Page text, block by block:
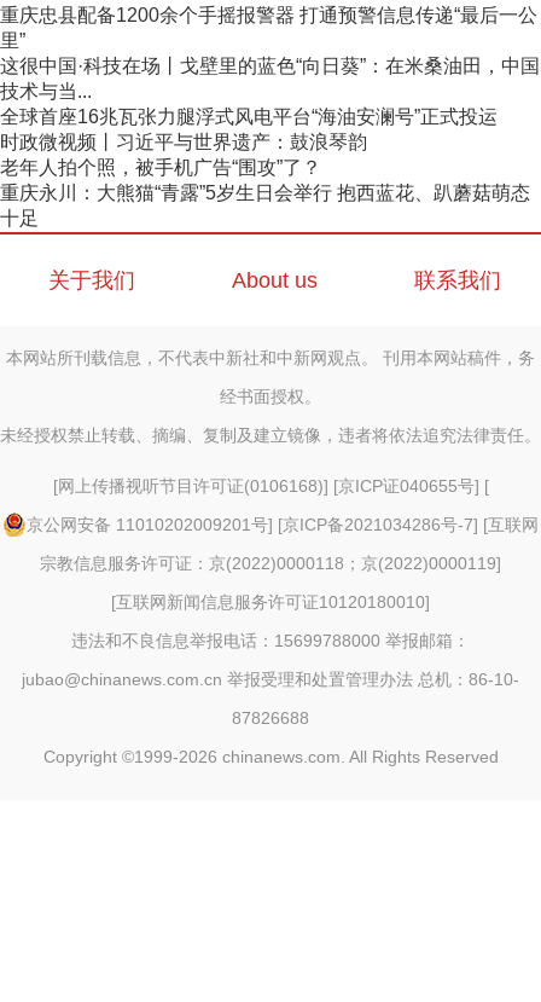
重庆忠县配备1200余个手摇报警器 打通预警信息传递“最后一公
里”
这很中国·科技在场丨戈壁里的蓝色“向日葵”：在米桑油田，中国
技术与当...
全球首座16兆瓦张力腿浮式风电平台“海油安澜号”正式投运
时政微视频丨习近平与世界遗产：鼓浪琴韵
老年人拍个照，被手机广告“围攻”了？
重庆永川：大熊猫“青露”5岁生日会举行 抱西蓝花、趴蘑菇萌态
十足
关于我们 About us 联系我们
本网站所刊载信息，不代表中新社和中新网观点。 刊用本网站稿件，务
经书面授权。
未经授权禁止转载、摘编、复制及建立镜像，违者将依法追究法律责任。
[网上传播视听节目许可证(0106168)] [京ICP证040655号] [
京公网安备 11010202009201号] [京ICP备2021034286号-7] [互联网
宗教信息服务许可证：京(2022)0000118；京(2022)0000119]
[互联网新闻信息服务许可证10120180010]
违法和不良信息举报电话：15699788000 举报邮箱：
jubao@chinanews.com.cn 举报受理和处置管理办法 总机：86-10-
87826688
Copyright ©1999-2026 chinanews.com. All Rights Reserved